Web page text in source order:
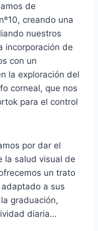
de
creando una
nuestros
incorporación de
con un
la exploración del
corneal, que nos
para el control
por dar el
la salud visual de
un trato
a sus
graduación,
diaria…